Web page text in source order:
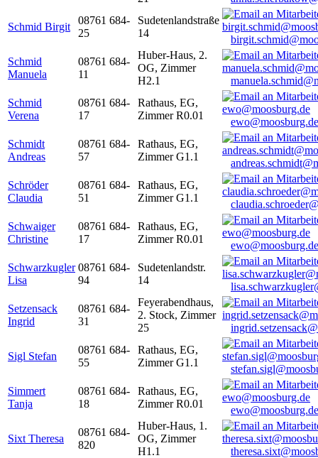
Schmid Birgit
08761 684-
25
Sudetenlandstraße
14
Schmid
Manuela
08761 684-
11
Huber-Haus, 2.
OG, Zimmer
H2.1
Schmid
Verena
08761 684-
17
Rathaus, EG,
Zimmer R0.01
ewo@moosburg.de
Schmidt
Andreas
08761 684-
57
Rathaus, EG,
Zimmer G1.1
Schröder
Claudia
08761 684-
51
Rathaus, EG,
Zimmer G1.1
Schwaiger
Christine
08761 684-
17
Rathaus, EG,
Zimmer R0.01
ewo@moosburg.de
Schwarzkugler
Lisa
08761 684-
94
Sudetenlandstr.
14
Setzensack
Ingrid
08761 684-
31
Feyerabendhaus,
2. Stock, Zimmer
25
Sigl Stefan
08761 684-
55
Rathaus, EG,
Zimmer G1.1
Simmert
Tanja
08761 684-
18
Rathaus, EG,
Zimmer R0.01
ewo@moosburg.de
Sixt Theresa
08761 684-
820
Huber-Haus, 1.
OG, Zimmer
H1.1